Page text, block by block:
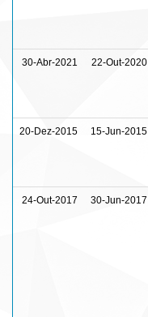
30-Abr-2021 22-Out-2020
20-Dez-2015 15-Jun-2015
24-Out-2017 30-Jun-2017